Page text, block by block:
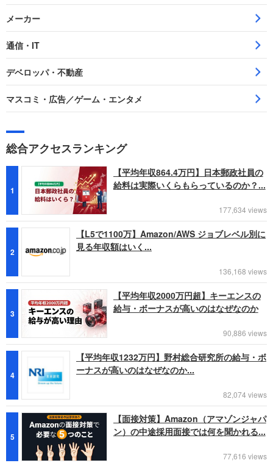
メーカー
通信・IT
デベロッパ・不動産
マスコミ・広告／ゲーム・エンタメ
総合アクセスランキング
1
【平均年収864.4万円】日本郵政社員の
給料は実際いくらもらっているのか？...
177,634 views
2
【L5で1100万】Amazon/AWS ジョブレベル別に
見る年収額はいく...
136,168 views
3
【平均年収2000万円超】キーエンスの
給与・ボーナスが高いのはなぜなのか
90,886 views
4
【平均年収1232万円】野村総合研究所の給与・ボ
ーナスが高いのはなぜなのか...
82,074 views
5
【面接対策】Amazon（アマゾンジャパ
ン）の中途採用面接では何を聞かれる...
77,616 views